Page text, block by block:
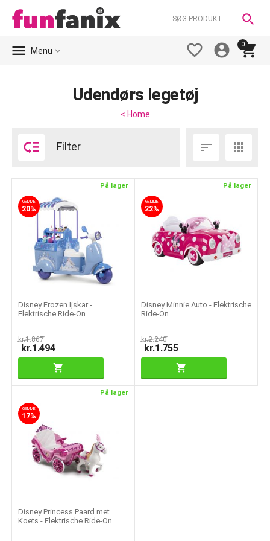

0



 Menu 
Udendørs legetøj
< Home
 Filter  
På lager
GEMME
20%
Disney Frozen Ijskar -
Elektrische Ride-On
kr.1.867
kr.1.494
På lager
GEMME
22%
Disney Minnie Auto - Elektrische
Ride-On
kr.2.240
kr.1.755
På lager
GEMME
17%
Disney Princess Paard met
Koets - Elektrische Ride-On